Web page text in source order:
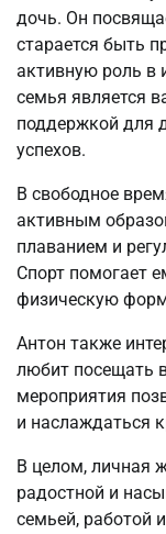
дочь. Он
старается быть
активную роль в
семья является
поддержкой для
успехов.
В свободное
активным
плаванием и
Спорт помогает
физическую
Антон также
любит посещать
мероприятия
и наслаждаться
В целом, личная
радостной и
семьей, работой